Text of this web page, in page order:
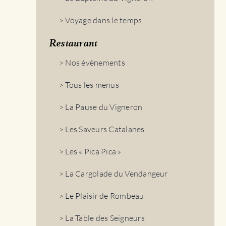
> Voyage dans le temps
Restaurant
> Nos évènements
> Tous les menus
> La Pause du Vigneron
> Les Saveurs Catalanes
> Les « Pica Pica »
> La Cargolade du Vendangeur
> Le Plaisir de Rombeau
> La Table des Seigneurs